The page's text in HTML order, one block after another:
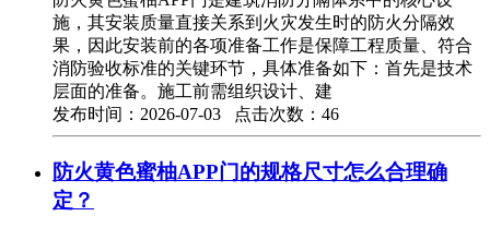
施，其安装质量直接关系到火灾发生时的防火分隔效
果，因此安装前的各项准备工作是保障工程质量、符合
消防验收标准的关键环节，具体准备如下：首先是技术
层面的准备。施工前需组织设计、建
发布时间：2026-07-03 点击次数：46
防火黄色蜜柚APP门的规格尺寸怎么合理确
定？